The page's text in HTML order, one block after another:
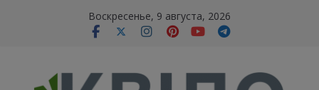
Воскресенье, 9 августа, 2026
modal-check